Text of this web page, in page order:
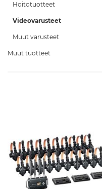
Hoitotuotteet
Videovarusteet
Muut varusteet
Muut tuotteet